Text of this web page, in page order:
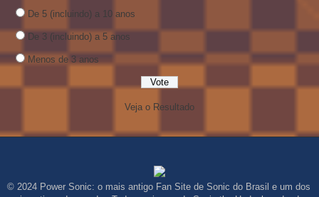
De 5 (incluindo) a 10 anos
De 3 (incluindo) a 5 anos
Menos de 3 anos
Veja o Resultado
© 2024 Power Sonic: o mais antigo Fan Site de Sonic do Brasil e um dos